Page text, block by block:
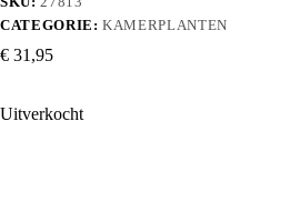
CATEGORIE:KAMERPLANTEN
€ 31,95
Uitverkocht